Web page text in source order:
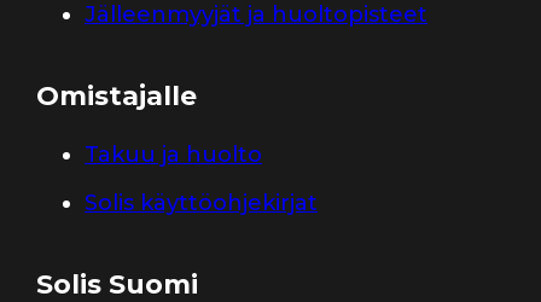
Jälleenmyyjät ja huoltopisteet
Omistajalle
Takuu ja huolto
Solis käyttöohjekirjat
Solis Suomi